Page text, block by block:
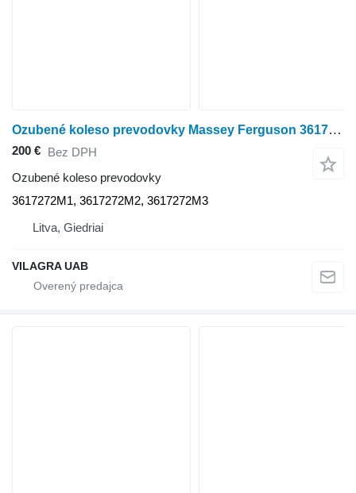
Ozubené koleso prevodovky Massey Ferguson 3617272M1 na kolesového traktora Massey Ferguson 3645,3635,3655,3670,3690,8150,8110,8120,8130,8140,8160
200 € Bez DPH
Ozubené koleso prevodovky
3617272M1, 3617272M2, 3617272M3
Litva, Giedriai
VILAGRA UAB